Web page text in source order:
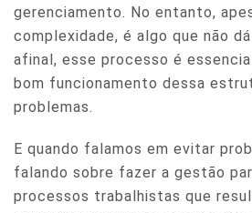
gerenciamento. No entanto,
complexidade, é algo que não
afinal, esse processo é
bom funcionamento dessa
problemas.
E quando falamos em evitar
falando sobre fazer a gestão
processos trabalhistas que